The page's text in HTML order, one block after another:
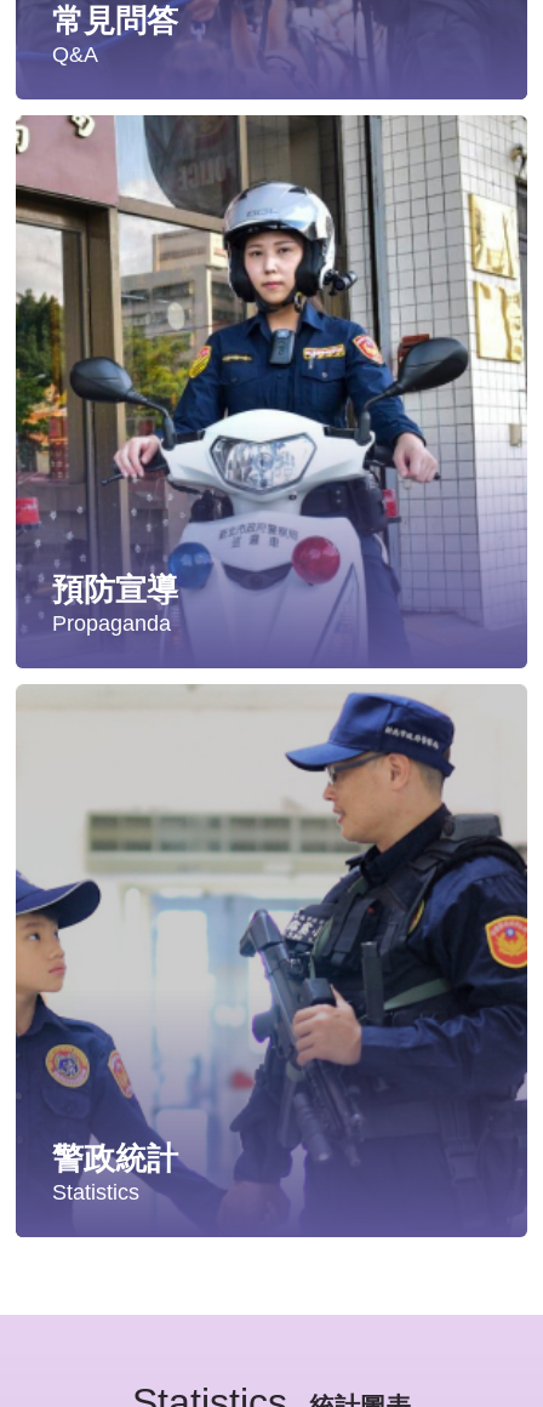
常見問答
Q&A
遭受性侵害時，可向哪些單位求助？
發生性侵害案件後，我可以請社工陪同嗎?
發生性侵害案件後，我需要去驗傷嗎?
遇到性騷擾案件之處理？
當你遭受到家庭暴力時該如何處理？
如何執行家庭暴力加害人訪查、訪查對象及期間為何?
預防宣導
Propaganda
影音專區
交通安全
警政統計
Statistics
新北市重要警政統計指標